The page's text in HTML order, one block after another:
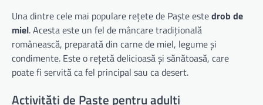
Una dintre cele mai populare rețete de Paște estedrob de
miel. Acesta este un fel de mâncare tradițională
românească, preparată din carne de miel, legume și
condimente. Este o rețetă delicioasă și sănătoasă, care
poate fi servită ca fel principal sau ca desert.
Activități de Paște pentru adulți